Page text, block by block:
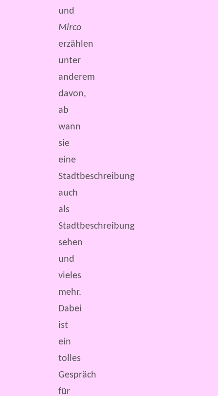
und
Mirco
erzählen
unter
anderem
davon,
ab
wann
sie
eine
Stadtbeschreibung
auch
als
Stadtbeschreibung
sehen
und
vieles
mehr.
Dabei
ist
ein
tolles
Gespräch
für